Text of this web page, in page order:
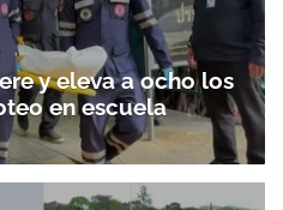
y eleva a ocho los
en escuela